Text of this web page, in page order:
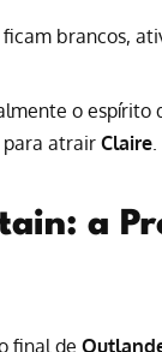
ficam brancos,
o espírito
para atrair Claire
a
final de